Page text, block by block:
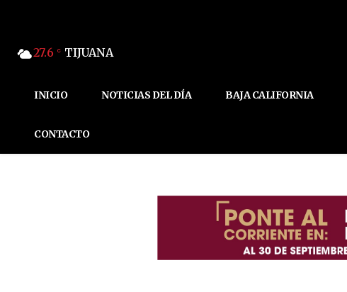
27.6 C TIJUANA
INICIO NOTICIAS DEL DÍA BAJA CALIFORNIA
CONTACTO